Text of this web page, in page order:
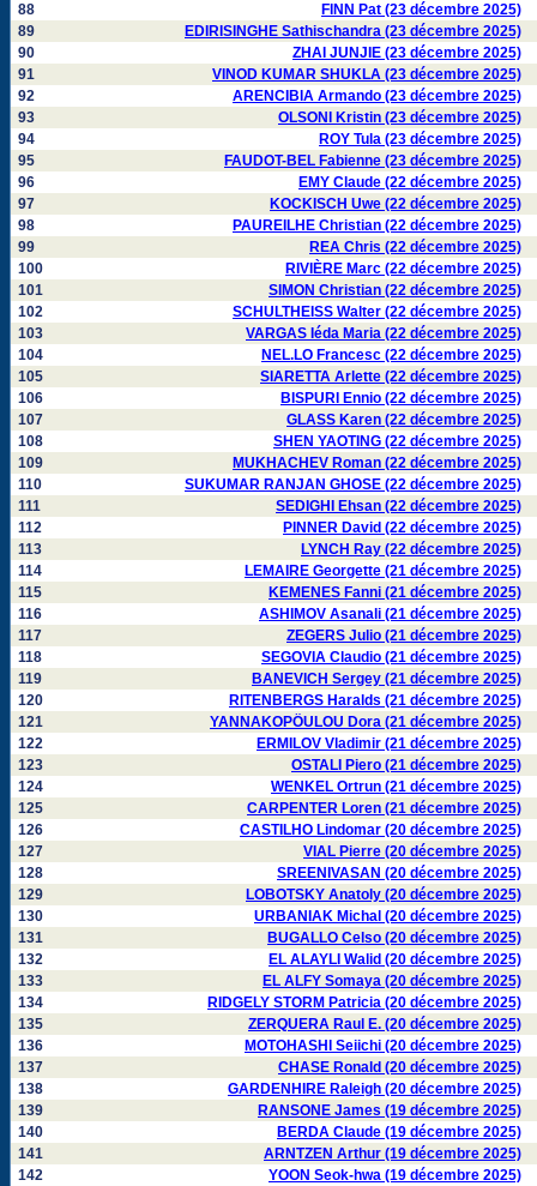
88
FINN Pat (23 décembre 2025)
89
EDIRISINGHE Sathischandra (23 décembre 2025)
90
ZHAI JUNJIE (23 décembre 2025)
91
VINOD KUMAR SHUKLA (23 décembre 2025)
92
ARENCIBIA Armando (23 décembre 2025)
93
OLSONI Kristin (23 décembre 2025)
94
ROY Tula (23 décembre 2025)
95
FAUDOT-BEL Fabienne (23 décembre 2025)
96
EMY Claude (22 décembre 2025)
97
KOCKISCH Uwe (22 décembre 2025)
98
PAUREILHE Christian (22 décembre 2025)
99
REA Chris (22 décembre 2025)
100
RIVIÈRE Marc (22 décembre 2025)
101
SIMON Christian (22 décembre 2025)
102
SCHULTHEISS Walter (22 décembre 2025)
103
VARGAS Iéda Maria (22 décembre 2025)
104
NEL.LO Francesc (22 décembre 2025)
105
SIARETTA Arlette (22 décembre 2025)
106
BISPURI Ennio (22 décembre 2025)
107
GLASS Karen (22 décembre 2025)
108
SHEN YAOTING (22 décembre 2025)
109
MUKHACHEV Roman (22 décembre 2025)
110
SUKUMAR RANJAN GHOSE (22 décembre 2025)
111
SEDIGHI Ehsan (22 décembre 2025)
112
PINNER David (22 décembre 2025)
113
LYNCH Ray (22 décembre 2025)
114
LEMAIRE Georgette (21 décembre 2025)
115
KEMENES Fanni (21 décembre 2025)
116
ASHIMOV Asanali (21 décembre 2025)
117
ZEGERS Julio (21 décembre 2025)
118
SEGOVIA Claudio (21 décembre 2025)
119
BANEVICH Sergey (21 décembre 2025)
120
RITENBERGS Haralds (21 décembre 2025)
121
YANNAKOPÖULOU Dora (21 décembre 2025)
122
ERMILOV Vladimir (21 décembre 2025)
123
OSTALI Piero (21 décembre 2025)
124
WENKEL Ortrun (21 décembre 2025)
125
CARPENTER Loren (21 décembre 2025)
126
CASTILHO Lindomar (20 décembre 2025)
127
VIAL Pierre (20 décembre 2025)
128
SREENIVASAN (20 décembre 2025)
129
LOBOTSKY Anatoly (20 décembre 2025)
130
URBANIAK Michal (20 décembre 2025)
131
BUGALLO Celso (20 décembre 2025)
132
EL ALAYLI Walid (20 décembre 2025)
133
EL ALFY Somaya (20 décembre 2025)
134
RIDGELY STORM Patricia (20 décembre 2025)
135
ZERQUERA Raul E. (20 décembre 2025)
136
MOTOHASHI Seiichi (20 décembre 2025)
137
CHASE Ronald (20 décembre 2025)
138
GARDENHIRE Raleigh (20 décembre 2025)
139
RANSONE James (19 décembre 2025)
140
BERDA Claude (19 décembre 2025)
141
ARNTZEN Arthur (19 décembre 2025)
142
YOON Seok-hwa (19 décembre 2025)